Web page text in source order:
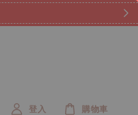
登入 購物車